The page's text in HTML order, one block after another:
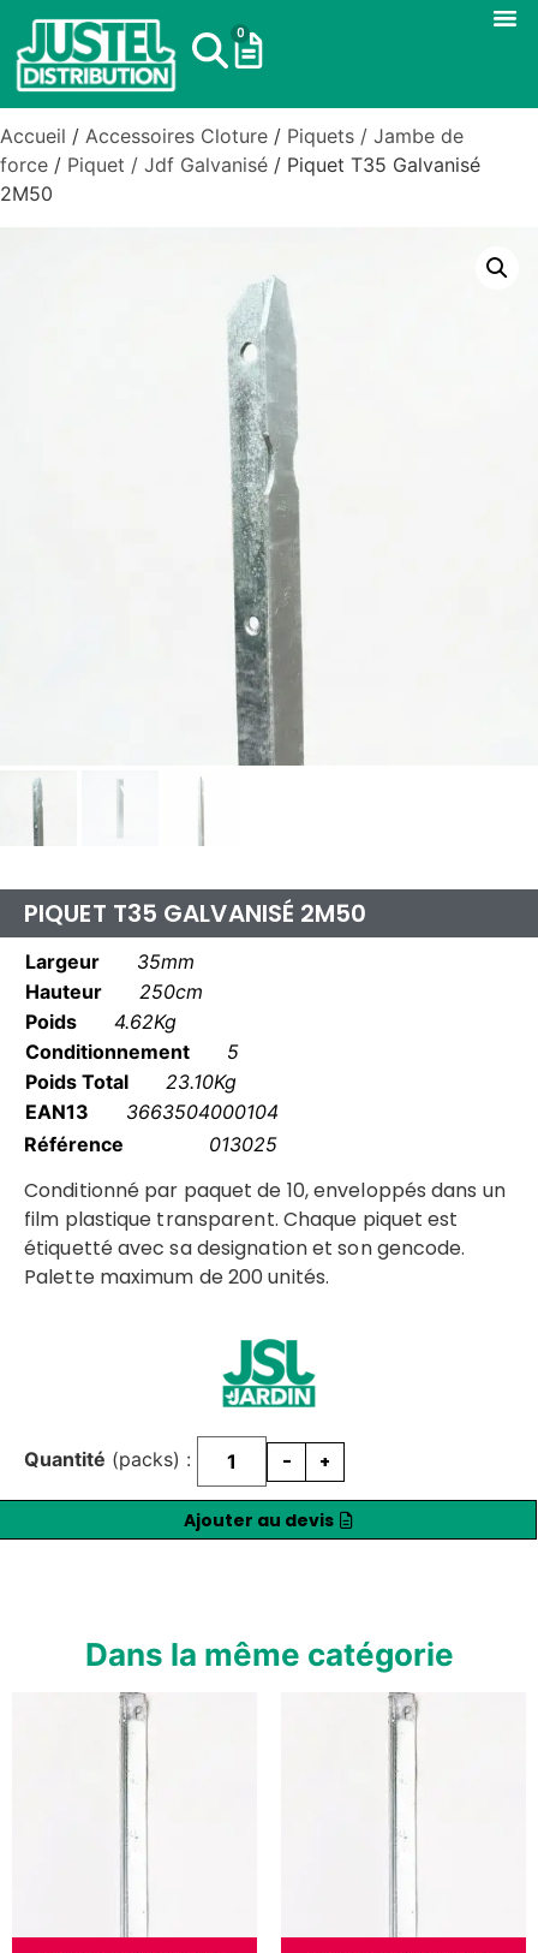
0
Accueil / Accessoires Cloture / Piquets / Jambe de
force / Piquet / Jdf Galvanisé / Piquet T35 Galvanisé
2M50
PIQUET T35 GALVANISÉ 2M50
Largeur
35mm
Hauteur
250cm
Poids
4.62Kg
Conditionnement
5
Poids Total
23.10Kg
EAN13
3663504000104
Référence
013025
Conditionné par paquet de 10, enveloppés dans un
film plastique transparent. Chaque piquet est
étiquetté avec sa designation et son gencode.
Palette maximum de 200 unités.
Quantité (packs) : - +
Ajouter au devis
Dans la même catégorie